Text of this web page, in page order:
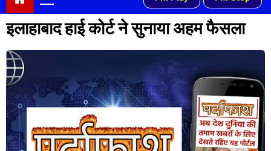
Menu
इलाहाबाद हाई कोर्ट ने सुनाया अहम फैसला